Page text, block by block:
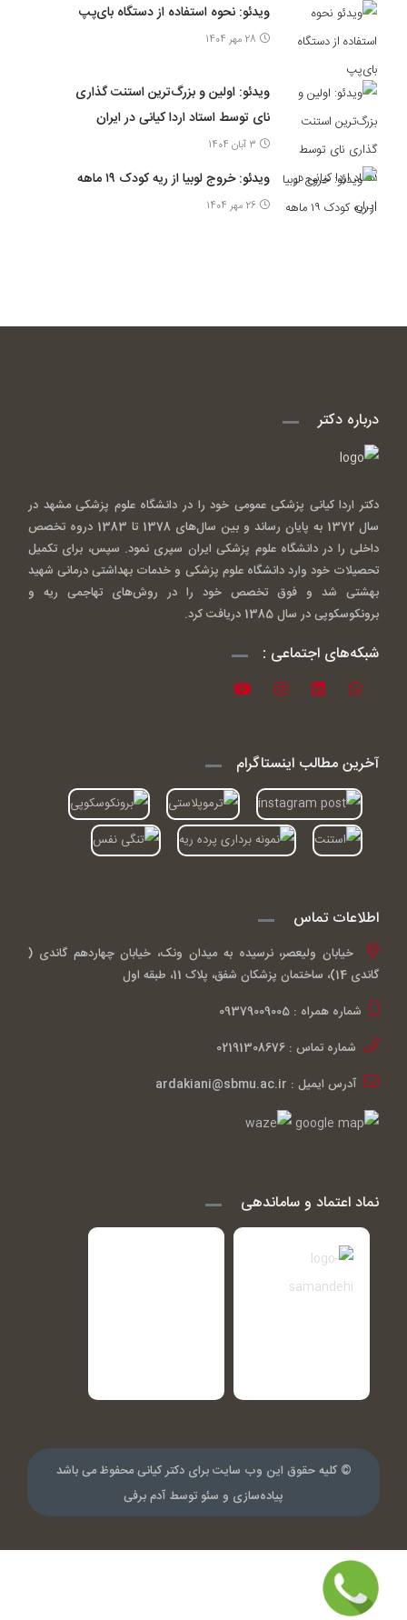
ویدئو: نحوه استفاده از دستگاه بای‌پپ
28 مهر 1404
ویدئو: اولین و بزرگ‌ترین استنت گذاری
نای توسط استاد اردا کیانی در ایران
3 آبان 1404
ویدئو: خروج لوبیا از ریه کودک ۱۹ ماهه
26 مهر 1404
درباره دکتر
دکتر اردا کیانی پزشکی عمومی خود را در دانشگاه علوم پزشکی مشهد در
سال 1372 به پایان رساند و بین سال‌های 1378 تا 1383 دروه تخصص
داخلی را در دانشگاه علوم پزشکی ایران سپری نمود. سپس، برای تکمیل
تحصیلات خود وارد دانشگاه علوم پزشکی و خدمات بهداشتی درمانی شهید
بهشتی شد و فوق تخصص خود را در روش‌های تهاجمی ریه و
برونکوسکوپی در سال 1385 دریافت کرد.
شبکه‌های اجتماعی :
آخرین مطالب اینستاگرام
اطلاعات تماس
خیابان ولیعصر، نرسیده به میدان ونک، خیابان چهاردهم گاندی (
گاندی 14)، ساختمان پزشکان شفق، پلاک 11، طبقه اول
شماره همراه : 09379009005
شماره تماس : 02191308676
آدرس ایمیل : ardakiani@sbmu.ac.ir
نماد اعتماد و ساماندهی
© کلیه حقوق این وب سایت برای دکتر کیانی محفوظ می باشد
پیاده‌سازی و سئو توسط آدم برفی